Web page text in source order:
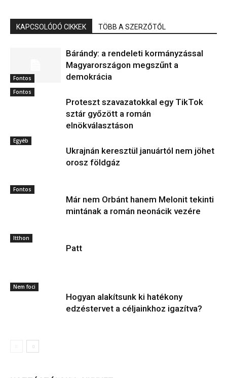
KAPCSOLÓDÓ CIKKEK TÖBB A SZERZŐTŐL
Fontos
Bárándy: a rendeleti kormányzással
Magyarországon megszűnt a
demokrácia
Fontos
Proteszt szavazatokkal egy TikTok
sztár győzött a román
elnökválasztáson
Egyéb
Ukrajnán keresztül januártól nem jöhet
orosz földgáz
Fontos
Már nem Orbánt hanem Melonit tekinti
mintának a román neonácik vezére
Itthon
Patt
Nem foci
Hogyan alakítsunk ki hatékony
edzéstervet a céljainkhoz igazítva?